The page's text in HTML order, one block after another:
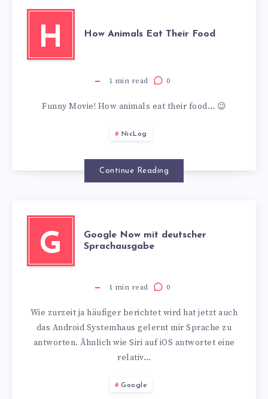
H How Animals Eat Their Food
1 min read 0
Funny Movie! How animals eat their food… 😉
NicLog
Continue Reading
G
Google Now mit deutscher
Sprachausgabe
1 min read 0
Wie zurzeit ja häufiger berichtet wird hat jetzt auch
das Android Systemhaus gelernt mir Sprache zu
antworten. Ähnlich wie Siri auf iOS antwortet eine
relativ…
Google